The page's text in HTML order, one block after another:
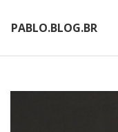
PABLO.BLOG.BR